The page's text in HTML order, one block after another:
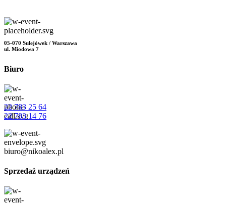
05-070 Sulejówek / Warszawa
ul. Miodowa 7
Biuro
22 783 25 64
22 783 14 76
biuro@nikoalex.pl
Sprzedaż urządzeń